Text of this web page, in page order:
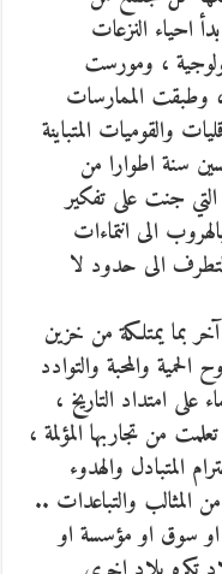
احياء النزعات
، ومورست
، وطبقت الممارسات
والقوميات المتباينة
سنة اطوارا من
التي جنت على تفكير
الى انتماءات
الى حدود لا
بما يمتلكة من خزين
والمحبة والتوادد
على امتداد التاريخ ،
من تجاربها المؤلمة ،
المتبادل والهدوء
المثالب والتباعدات ..
او سوق او مؤسسة او